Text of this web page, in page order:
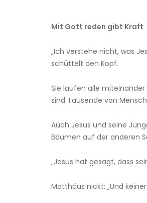
Mit Gott reden gibt Kraft
„Ich verstehe nicht, was
schüttelt den Kopf.
Sie laufen alle miteinander
sind Tausende von
Auch Jesus und seine
Bäumen auf der anderen
„Jesus hat gesagt, dass
Matthäus nickt: „Und